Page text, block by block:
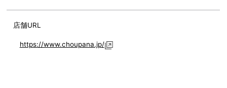
店舗URL
https://www.choupana.jp/